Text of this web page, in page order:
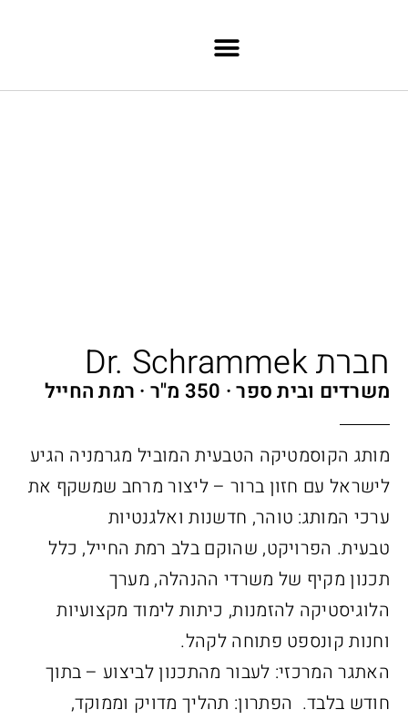
חברת Dr. Schrammek
משרדים ובית ספר רמת החייל
מותג הקוסמטיקה הטבעית המוביל מגרמניה הגיע
לישראל עם חזון ברור – ליצור מרחב שמשקף את
ערכי המותג: טוהר, חדשנות ואלגנטיות
טבעית. הפרויקט, שהוקם בלב רמת החייל, כלל
תכנון מקיף של משרדי ההנהלה, מערך
הלוגיסטיקה להזמנות, כיתות לימוד מקצועיות
וחנות קונספט פתוחה לקהל.
האתגר המרכזי: לעבור מהתכנון לביצוע – בתוך
חודש בלבד. הפתרון: תהליך מדויק וממוקד,